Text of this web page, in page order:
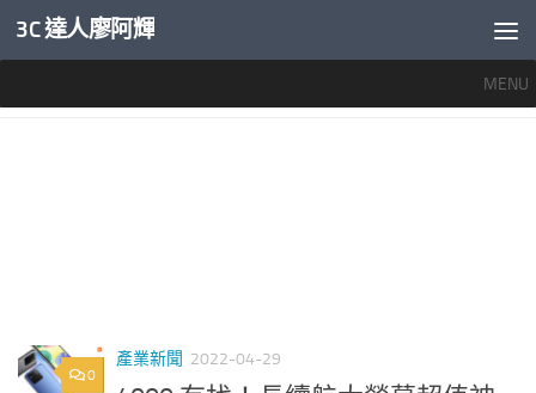
內文下方
3C 達人廖阿輝
MENU
0
產業新聞 2022-04-29